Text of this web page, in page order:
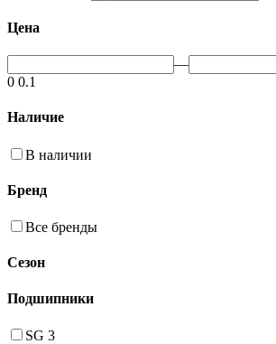
Цена
—
0 0.1
Наличие
В наличии
Бренд
Все бренды
Сезон
Подшипники
SG 3